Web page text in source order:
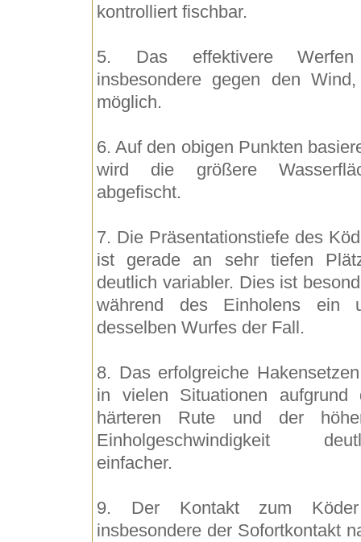
kontrolliert fischbar.
5. Das effektivere
insbesondere gegen den
möglich.
6. Auf den obigen Punkten
wird die größere
abgefischt.
7. Die Präsentationstiefe des
ist gerade an sehr tiefen
deutlich variabler. Dies ist
während des Einholens ein
desselben Wurfes der Fall.
8. Das erfolgreiche
in vielen Situationen aufgrund
härteren Rute und der
Einholgeschwindigkeit
einfacher.
9. Der Kontakt zum
insbesondere der Sofortkontakt